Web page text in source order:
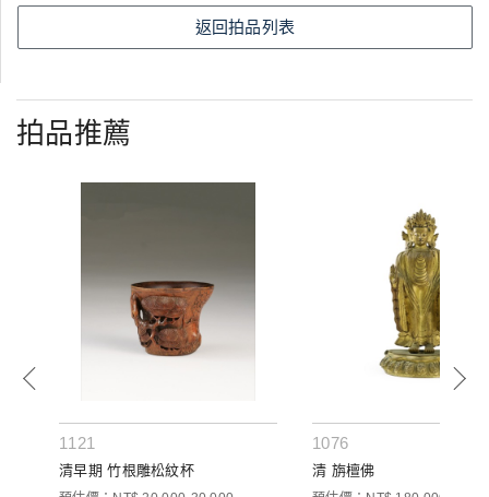
返回拍品列表
拍品推薦
1121
清早期 竹根雕松紋杯
1076
清 旃檀佛